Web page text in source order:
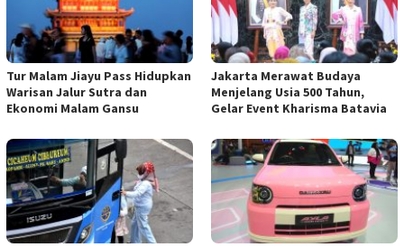
Tur Malam Jiayu Pass Hidupkan
Warisan Jalur Sutra dan
Ekonomi Malam Gansu
Jakarta Merawat Budaya
Menjelang Usia 500 Tahun,
Gelar Event Kharisma Batavia